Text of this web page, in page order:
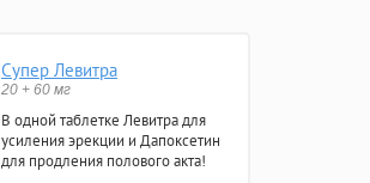
Супер Левитра
20 + 60 мг
В одной таблетке Левитра для
усиления эрекции и Дапоксетин
для продления полового акта!